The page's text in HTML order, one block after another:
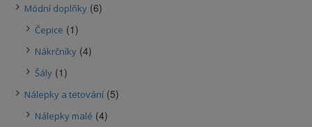
Módní doplňky (6)
Čepice (1)
Nákrčníky (4)
Šály (1)
Nálepky a tetování (5)
Nálepky malé (4)